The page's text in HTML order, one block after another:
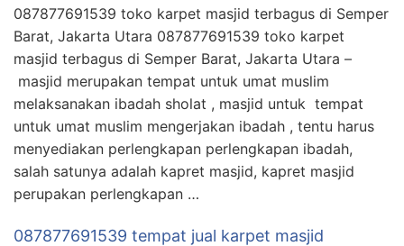
087877691539 toko karpet masjid terbagus di Semper
Barat, Jakarta Utara 087877691539 toko karpet
masjid terbagus di Semper Barat, Jakarta Utara –
masjid merupakan tempat untuk umat muslim
melaksanakan ibadah sholat , masjid untuk tempat
untuk umat muslim mengerjakan ibadah , tentu harus
menyediakan perlengkapan perlengkapan ibadah,
salah satunya adalah kapret masjid, kapret masjid
perupakan perlengkapan …
087877691539 tempat jual karpet masjid